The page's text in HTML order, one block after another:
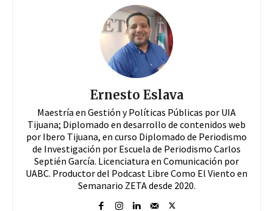
Ernesto Eslava
Maestría en Gestión y Políticas Públicas por UIA
Tijuana; Diplomado en desarrollo de contenidos web
por Ibero Tijuana, en curso Diplomado de Periodismo
de Investigación por Escuela de Periodismo Carlos
Septién García. Licenciatura en Comunicación por
UABC. Productor del Podcast Libre Como El Viento en
Semanario ZETA desde 2020.